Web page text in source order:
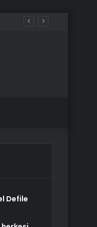
Defile